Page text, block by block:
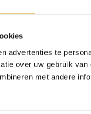
advertenties te
over uw gebruik
met andere